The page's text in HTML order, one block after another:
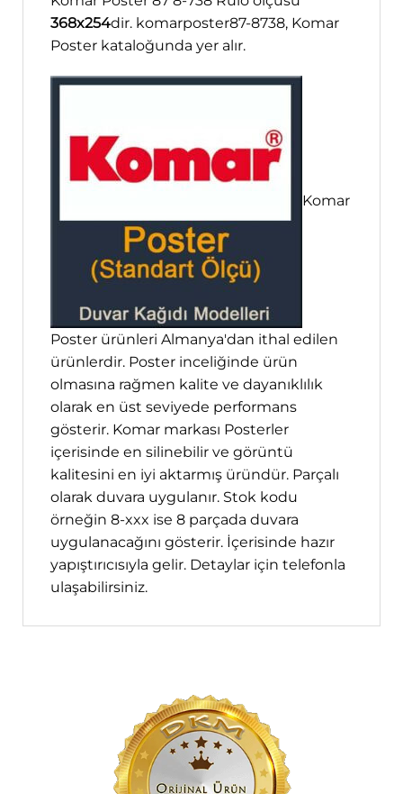
368x254dir. komarposter87-8738, Komar
Poster kataloğunda yer alır.
Komar
Poster ürünleri Almanya'dan ithal edilen
ürünlerdir. Poster inceliğinde ürün
olmasına rağmen kalite ve dayanıklılık
olarak en üst seviyede performans
gösterir. Komar markası Posterler
içerisinde en silinebilir ve görüntü
kalitesini en iyi aktarmış üründür. Parçalı
olarak duvara uygulanır. Stok kodu
örneğin 8-xxx ise 8 parçada duvara
uygulanacağını gösterir. İçerisinde hazır
yapıştırıcısıyla gelir. Detaylar için telefonla
ulaşabilirsiniz.